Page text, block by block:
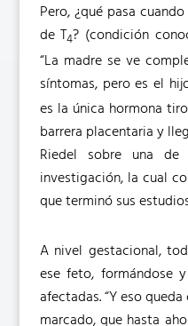
Pero, ¿qué pasa
de T4? (condición
“La madre se ve
síntomas, pero es el
es la única hormona
barrera placentaria y
Riedel sobre una
investigación, la cual
que terminó sus
A nivel gestacional,
ese feto, formándose
afectadas. “Y eso
marcado, que hasta